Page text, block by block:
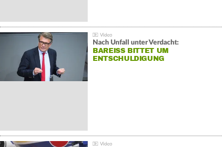
Nach Unfall unter Verdacht:
BAREISS BITTET UM E
NTSCHULDIGUNG